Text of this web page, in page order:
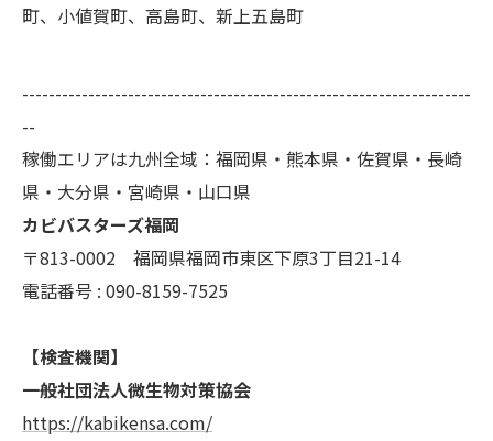
町、小値賀町、高島町、新上五島町
--------------------------------------------------------------------
--
稼働エリアは九州全域：福岡県・熊本県・佐賀県・長崎
県・大分県・宮崎県・山口県
カビバスターズ福岡
〒813-0002 福岡県福岡市東区下原3丁目21-14
電話番号 : 090-8159-7525
【検査機関】
一般社団法人微生物対策協会
https://kabikensa.com/